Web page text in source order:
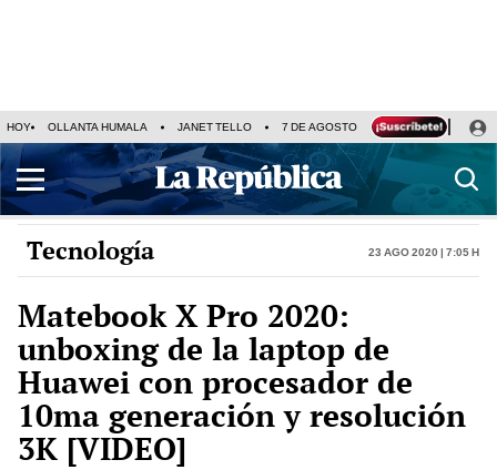
HOY OLLANTA HUMALA JANET TELLO 7 DE AGOSTO TINKA RESULTADOS
Tecnología 23 Ago 2020 | 7:05 h
Matebook X Pro 2020:
unboxing de la laptop de
Huawei con procesador de
10ma generación y resolución
3K [VIDEO]